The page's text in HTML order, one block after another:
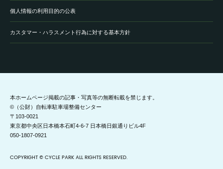
個人情報の利用目的の公表
カスタマー・ハラスメント行為に対する基本方針
本ホームページ掲載の記事・写真等の無断転載を禁じます。
©（公財）自転車駐車場整備センター
〒103-0021
東京都中央区日本橋本石町4-6-7 日本橋日銀通りビル4F
050-1807-0921
COPYRIGHT © CYCLE PARK ALL RIGHTS RESERVED.